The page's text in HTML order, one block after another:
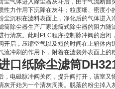
尘气体进入除尘器灰斗后，由于气流断
性力作用下沉降在灰斗；粒度细、密度
尘沉积在滤料表面上，净化后的气体进入
筒除尘器生产厂家滤筒式除尘器的阻力
行清灰。此时PLC程序控制脉冲阀的启
开启，压缩空气以及短的时间在上箱体
流冲刷的作用下，附着在滤袋外表面上的
口纸除尘滤筒
，电磁脉冲阀关闭，提升阀打开，该室
灰开始为一个清灰周期。脱落的粉尘掉入